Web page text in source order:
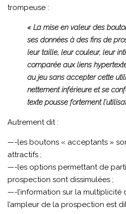
trompeuse :
« La mise en valeur des
ses données à des fins de
leur taille, leur couleur, leur
comparée aux liens
au jeu sans accepter cette
nettement inférieure et se
texte pousse fortement
Autrement dit :
—-les boutons « acceptants »
attractifs ;
—-les options permettant de
prospection sont dissimulées ;
—-l’information sur la multiplicité
l’ampleur de la prospection est